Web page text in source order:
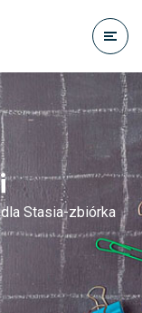
Stasia-zbiórka